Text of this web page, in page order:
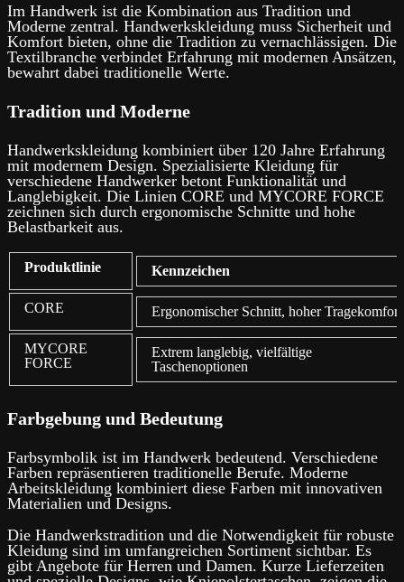
Im Handwerk ist die Kombination aus Tradition und
Moderne zentral. Handwerkskleidung muss Sicherheit und
Komfort bieten, ohne die Tradition zu vernachlässigen. Die
Textilbranche verbindet Erfahrung mit modernen Ansätzen,
bewahrt dabei traditionelle Werte.
Tradition und Moderne
Handwerkskleidung kombiniert über 120 Jahre Erfahrung
mit modernem Design. Spezialisierte Kleidung für
verschiedene Handwerker betont Funktionalität und
Langlebigkeit. Die Linien CORE und MYCORE FORCE
zeichnen sich durch ergonomische Schnitte und hohe
Belastbarkeit aus.
Produktlinie Kennzeichen
CORE Ergonomischer Schnitt, hoher Tragekomfort
MYCORE
FORCE
Extrem langlebig, vielfältige
Taschenoptionen
Farbgebung und Bedeutung
Farbsymbolik ist im Handwerk bedeutend. Verschiedene
Farben repräsentieren traditionelle Berufe. Moderne
Arbeitskleidung kombiniert diese Farben mit innovativen
Materialien und Designs.
Die Handwerkstradition und die Notwendigkeit für robuste
Kleidung sind im umfangreichen Sortiment sichtbar. Es
gibt Angebote für Herren und Damen. Kurze Lieferzeiten